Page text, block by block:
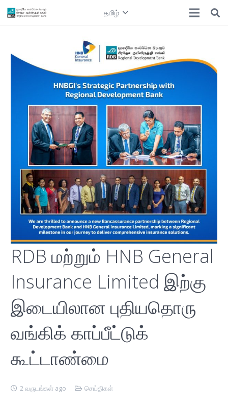
தமிழ்
RDB மற்றும் HNB General
Insurance Limited இற்கு
இடையிலான புதியதொரு
வங்கிக் காப்பீட்டுக்
கூட்டாண்மை
2 வருடங்கள் ago செய்திகள்